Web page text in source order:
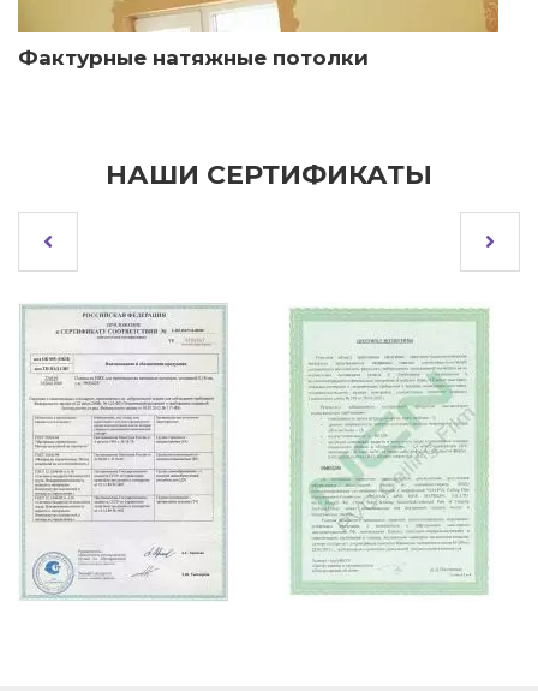
Фактурные натяжные потолки
НАШИ СЕРТИФИКАТЫ